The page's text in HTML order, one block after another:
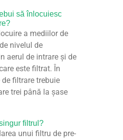
să înlocuiesc
a mediilor de
nivelul de
aerul de intrare și de
este filtrat. În
filtrare trebuie
trei până la șase
filtrul?
unui filtru de pre-